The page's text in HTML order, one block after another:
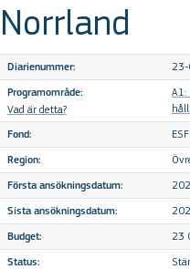
Norrland
Diarienummer:
Programområde:
Vad är detta?
A1:
Fond:
Region:
Första ansökningsdatum:
Sista ansökningsdatum:
Budget: 23
Status: